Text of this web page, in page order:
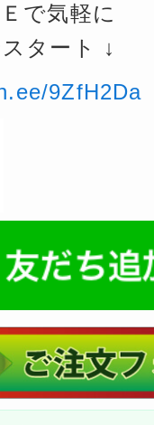
で気軽に
タート ↓
9ZfH2Da